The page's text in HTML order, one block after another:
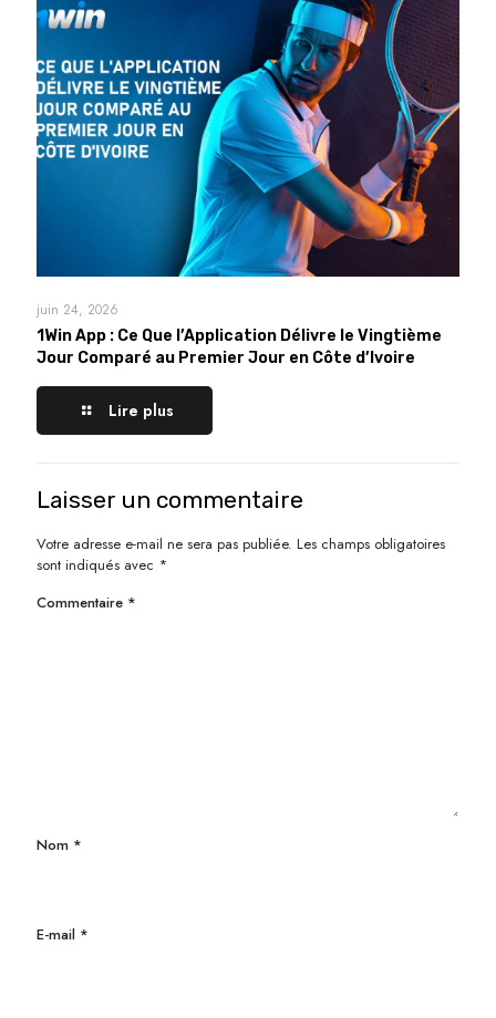
juin 24, 2026
1Win App : Ce Que l’Application Délivre le Vingtième
Jour Comparé au Premier Jour en Côte d’Ivoire
Lire plus
Laisser un commentaire
Votre adresse e-mail ne sera pas publiée. Les champs obligatoires
sont indiqués avec *
Commentaire *
Nom *
E-mail *